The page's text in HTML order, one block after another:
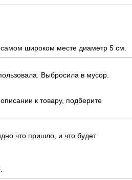
848 грн
широком месте диаметр 5 см.
Выбросила в мусор.
к товару, подберите
что пришло, и что будет